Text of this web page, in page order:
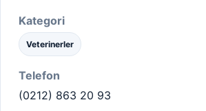
Kategori
Veterinerler
Telefon
(0212) 863 20 93